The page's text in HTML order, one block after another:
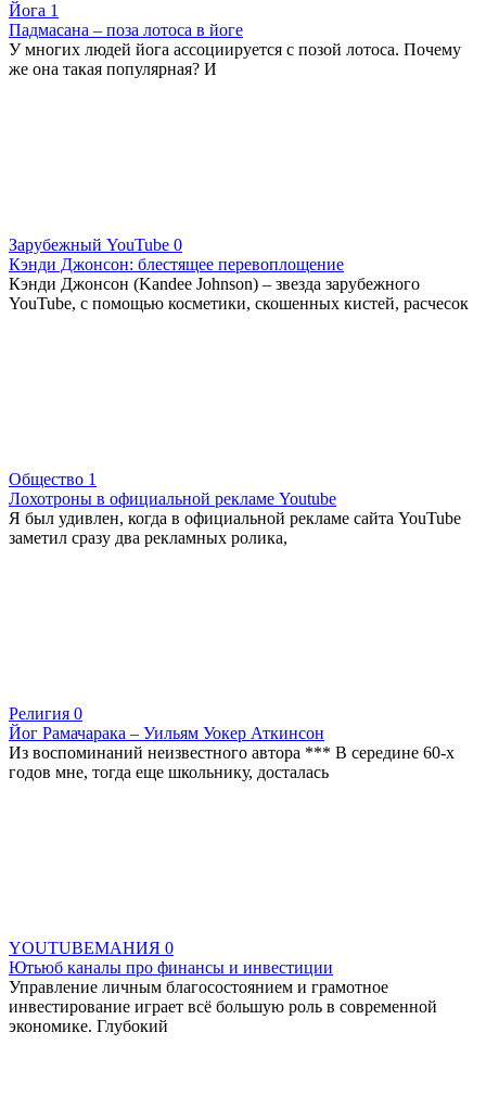
Йога 1
Падмасана – поза лотоса в йоге
У многих людей йога ассоциируется с позой лотоса. Почему
же она такая популярная? И
Зарубежный YouTube 0
Кэнди Джонсон: блестящее перевоплощение
Кэнди Джонсон (Kandee Johnson) – звезда зарубежного
YouTube, с помощью косметики, скошенных кистей, расчесок
Общество 1
Лохотроны в официальной рекламе Youtube
Я был удивлен, когда в официальной рекламе сайта YouTube
заметил сразу два рекламных ролика,
Религия 0
Йог Рамачарака – Уильям Уокер Аткинсон
Из воспоминаний неизвестного автора *** В середине 60-х
годов мне, тогда еще школьнику, досталась
YOUTUBEМАНИЯ 0
Ютьюб каналы про финансы и инвестиции
Управление личным благосостоянием и грамотное
инвестирование играет всё большую роль в современной
экономике. Глубокий